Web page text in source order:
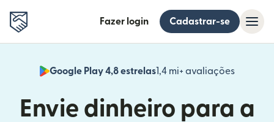
Fazer login Cadastrar-se
Google Play 4,8 estrelas1,4 mi+ avaliações
(abre
Envie dinheiro para a